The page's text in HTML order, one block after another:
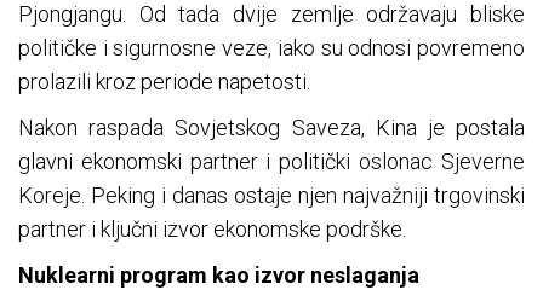
Pjongjangu. Od tada dvije zemlje održavaju bliske
političke i sigurnosne veze, iako su odnosi povremeno
prolazili kroz periode napetosti.
Nakon raspada Sovjetskog Saveza, Kina je postala
glavni ekonomski partner i politički oslonac Sjeverne
Koreje. Peking i danas ostaje njen najvažniji trgovinski
partner i ključni izvor ekonomske podrške.
Nuklearni program kao izvor neslaganja